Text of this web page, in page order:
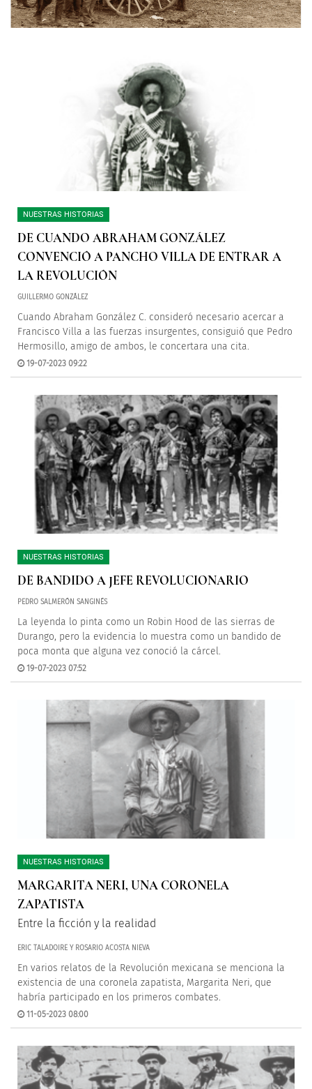
NUESTRAS HISTORIAS
DE CUANDO ABRAHAM GONZÁLEZ
CONVENCIÓ A PANCHO VILLA DE ENTRAR A
LA REVOLUCIÓN
GUILLERMO GONZÁLEZ
Cuando Abraham González C. consideró necesario acercar a
Francisco Villa a las fuerzas insurgentes, consiguió que Pedro
Hermosillo, amigo de ambos, le concertara una cita.
19-07-2023 09:22
NUESTRAS HISTORIAS
DE BANDIDO A JEFE REVOLUCIONARIO
PEDRO SALMERÓN SANGINÉS
La leyenda lo pinta como un Robin Hood de las sierras de
Durango, pero la evidencia lo muestra como un bandido de
poca monta que alguna vez conoció la cárcel.
19-07-2023 07:52
NUESTRAS HISTORIAS
MARGARITA NERI, UNA CORONELA
ZAPATISTA
Entre la ficción y la realidad
ERIC TALADOIRE Y ROSARIO ACOSTA NIEVA
En varios relatos de la Revolución mexicana se menciona la
existencia de una coronela zapatista, Margarita Neri, que
habría participado en los primeros combates.
11-05-2023 08:00